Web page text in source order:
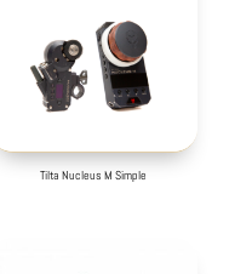
Tilta Nucleus M Simple